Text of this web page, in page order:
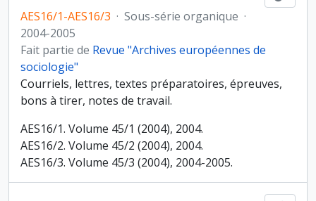
AES16/1-AES16/3 · Sous-série organique ·
2004-2005
Fait partie de Revue "Archives européennes de
sociologie"
Courriels, lettres, textes préparatoires, épreuves,
bons à tirer, notes de travail.
AES16/1. Volume 45/1 (2004), 2004.
AES16/2. Volume 45/2 (2004), 2004.
AES16/3. Volume 45/3 (2004), 2004-2005.